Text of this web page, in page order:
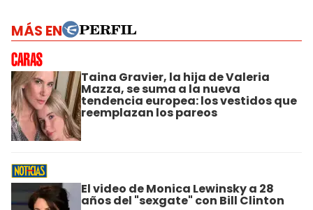
MÁS EN
Taina Gravier, la hija de Valeria
Mazza, se suma a la nueva
tendencia europea: los vestidos que
reemplazan los pareos
El video de Monica Lewinsky a 28
años del "sexgate" con Bill Clinton